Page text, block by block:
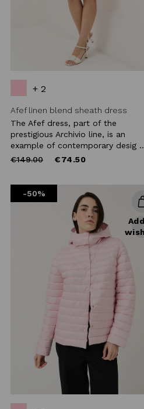
+ 2
Afef linen blend sheath dress
The Afef dress, part of the
prestigious Archivio line, is an
example of contemporary desig
Price
€149.00to €74.50
-50%